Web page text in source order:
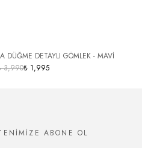
DÜĞME DETAYLI GÖMLEK - MAVİ
3,990₺ 1,995
ABONE OL